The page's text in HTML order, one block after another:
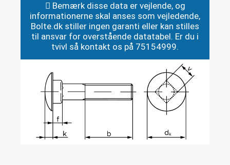
Bemærk disse data er vejlende, og
informationerne skal anses som vejledende,
Bolte.dk stiller ingen garanti eller kan stilles
til ansvar for overstående datatabel. Er du i
tvivl så kontakt os på 75154999.